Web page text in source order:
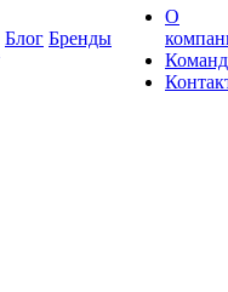
Блог Бренды
О